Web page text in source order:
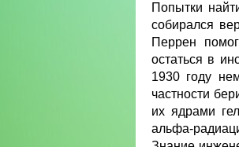
Попытки
собирался
Перрен
остаться в
1930 году
частности
их ядрами
альфа-